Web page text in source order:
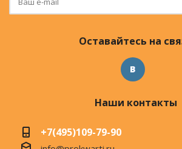
Оставайтесь на
Наши контакты
+7(495)109-79-90